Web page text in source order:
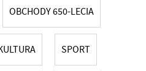
OBCHODY 650-LECIA
SPORT